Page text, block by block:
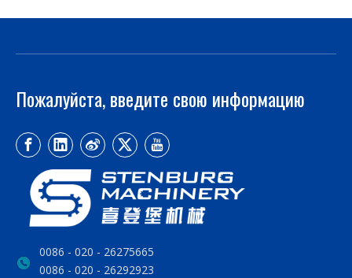
Пожалуйста, введите свою информацию
0086 - 020 - 26275665
0086 - 020 - 26292923